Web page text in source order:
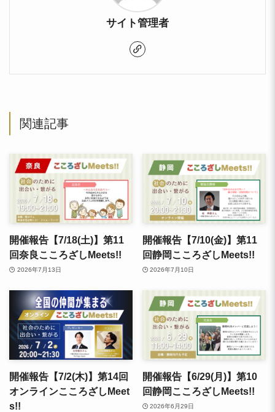
サイト管理者
関連記事
開催報告【7/18(土)】第11
回奈良こころざしMeets!!
2026年7月13日
開催報告【7/10(金)】第11
回静岡こころざしMeets!!
2026年7月10日
開催報告【7/2(木)】第14回
オンラインこころざしMeet
s!!
開催報告【6/29(月)】第10
回静岡こころざしMeets!!
2026年6月29日